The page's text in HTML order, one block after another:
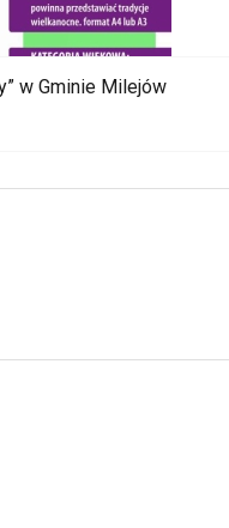
w Gminie Milejów